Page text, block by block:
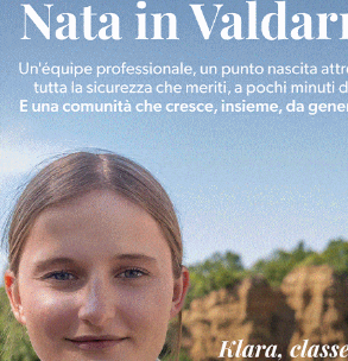
Reggello 30 Luglio 2026
Reggello, la chiusura di ‘Mordi
in Consiglio. Il sindaco: “Come
abbiamo agito solo per far
Cronaca 4 Agosto 2026
Un anno fa la strage in A1 in
Gianni, Giulia e Franco. Lo
processo, lo stop ai sorpassi fra